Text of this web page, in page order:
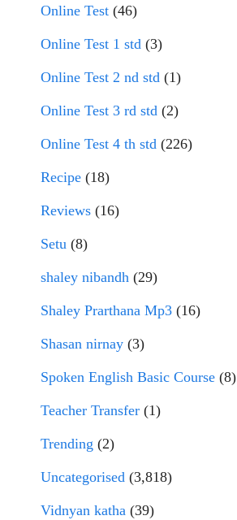
Online Test (46)
Online Test 1 std (3)
Online Test 2 nd std (1)
Online Test 3 rd std (2)
Online Test 4 th std (226)
Recipe (18)
Reviews (16)
Setu (8)
shaley nibandh (29)
Shaley Prarthana Mp3 (16)
Shasan nirnay (3)
Spoken English Basic Course (8)
Teacher Transfer (1)
Trending (2)
Uncategorised (3,818)
Vidnyan katha (39)